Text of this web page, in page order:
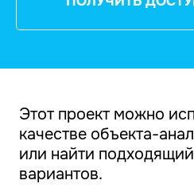
Этот проект можно
качестве объекта-
или найти
вариантов.